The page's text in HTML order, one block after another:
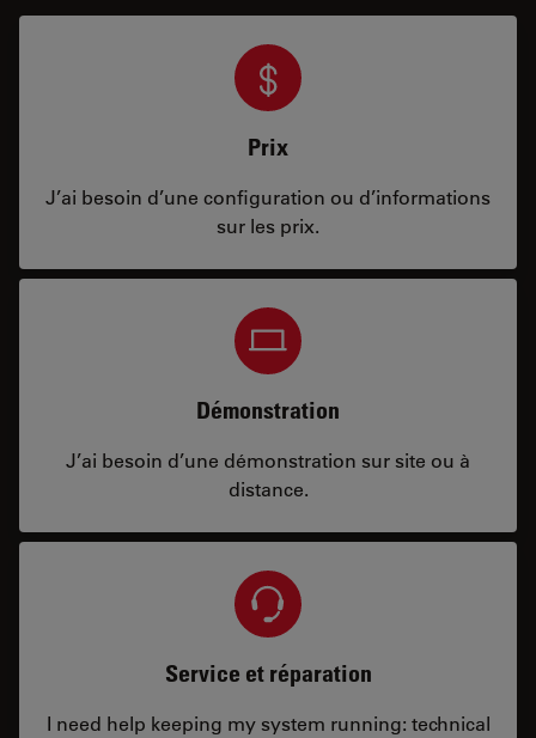
Prix
J’ai besoin d’une configuration ou d’informations
sur les prix.
Démonstration
J’ai besoin d’une démonstration sur site ou à
distance.
Service et réparation
I need help keeping my system running: technical